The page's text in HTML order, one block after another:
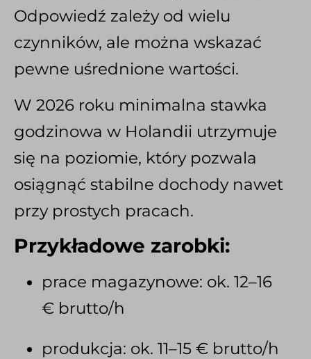
Odpowiedź zależy od wielu
czynników, ale można wskazać
pewne uśrednione wartości.
W 2026 roku minimalna stawka
godzinowa w Holandii utrzymuje
się na poziomie, który pozwala
osiągnąć stabilne dochody nawet
przy prostych pracach.
Przykładowe zarobki:
prace magazynowe: ok. 12–16
€ brutto/h
produkcja: ok. 11–15 € brutto/h